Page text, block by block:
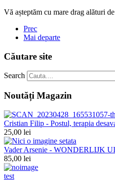
Vă așteptăm cu mare drag alături
Prec
Mai departe
Căutare site
Search
Noutăți Magazin
Cristian Filip - Postul, terapia
25,00 lei
Vader Arsenie - WONDERLIJK
85,00 lei
test